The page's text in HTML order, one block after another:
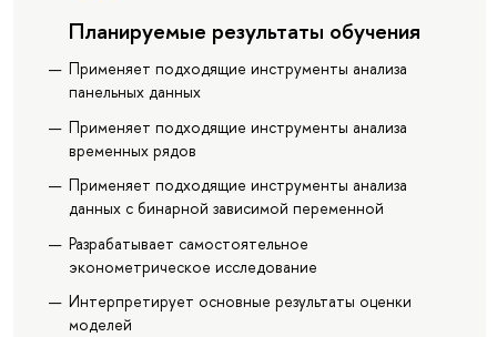
Планируемые результаты обучения
Применяет подходящие инструменты анализа
панельных данных
Применяет подходящие инструменты анализа
временных рядов
Применяет подходящие инструменты анализа
данных с бинарной зависимой переменной
Разрабатывает самостоятельное
эконометрическое исследование
Интерпретирует основные результаты оценки
моделей